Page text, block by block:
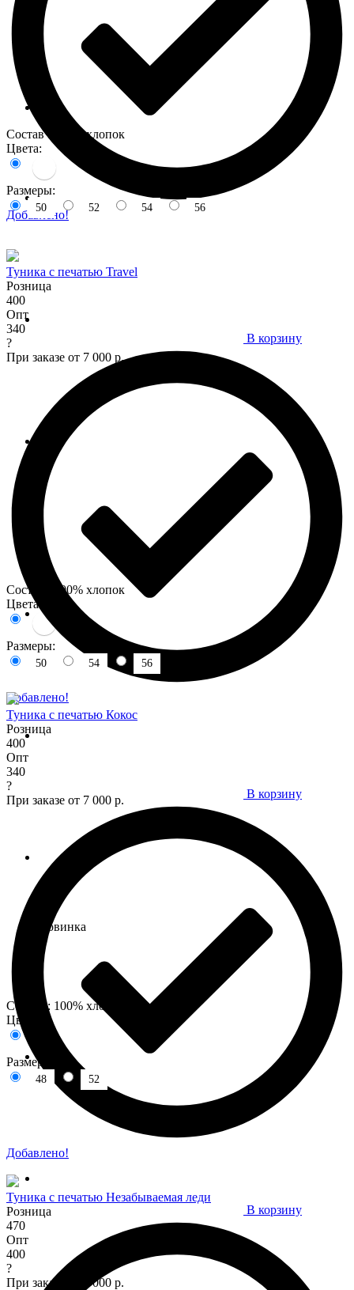
Добавлено!
Состав : 100% хлопок
Цвета:
Размеры:
50 52 54 56
В корзину
Добавлено!
Состав : 100% хлопок
Цвета:
Размеры:
50 54 56
В корзину
Добавлено!
Туника с печатью Travel
Розница
400
Опт
340
?
При заказе от 7 000 р.
Состав : 100% хлопок
Цвета:
Размеры:
48 52
В корзину
Туника с печатью Кокос
Розница
400
Опт
340
?
При заказе от 7 000 р.
Новинка
Туника с печатью Незабываемая леди
Розница
470
Опт
400
?
При заказе от 7 000 р.